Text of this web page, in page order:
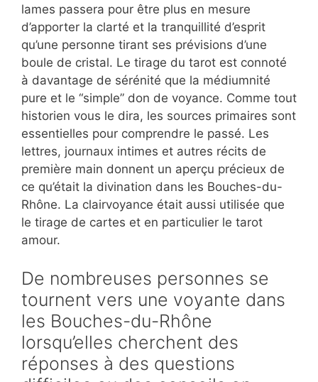
lames passera pour être plus en mesure
d’apporter la clarté et la tranquillité d’esprit
qu’une personne tirant ses prévisions d’une
boule de cristal. Le tirage du tarot est connoté
à davantage de sérénité que la médiumnité
pure et le “simple” don de voyance. Comme tout
historien vous le dira, les sources primaires sont
essentielles pour comprendre le passé. Les
lettres, journaux intimes et autres récits de
première main donnent un aperçu précieux de
ce qu’était la divination dans les Bouches-du-
Rhône. La clairvoyance était aussi utilisée que
le tirage de cartes et en particulier le tarot
amour.
De nombreuses personnes se
tournent vers une voyante dans
les Bouches-du-Rhône
lorsqu’elles cherchent des
réponses à des questions